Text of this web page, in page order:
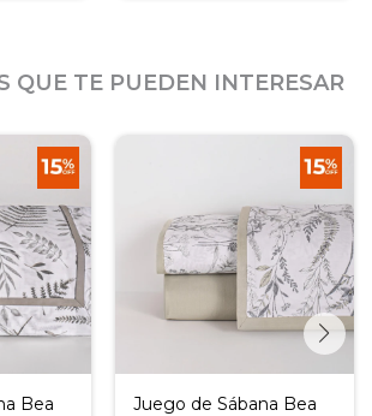
QUE TE PUEDEN INTERESAR
Bea
Juego de Sábana Bea